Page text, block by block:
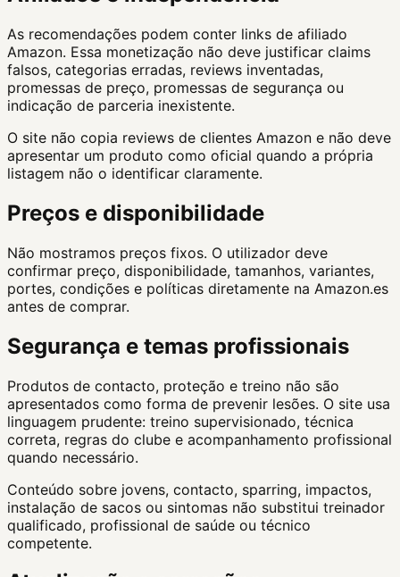
As recomendações podem conter links de afiliado
Amazon. Essa monetização não deve justificar claims
falsos, categorias erradas, reviews inventadas,
promessas de preço, promessas de segurança ou
indicação de parceria inexistente.
O site não copia reviews de clientes Amazon e não deve
apresentar um produto como oficial quando a própria
listagem não o identificar claramente.
Preços e disponibilidade
Não mostramos preços fixos. O utilizador deve
confirmar preço, disponibilidade, tamanhos, variantes,
portes, condições e políticas diretamente na Amazon.es
antes de comprar.
Segurança e temas profissionais
Produtos de contacto, proteção e treino não são
apresentados como forma de prevenir lesões. O site usa
linguagem prudente: treino supervisionado, técnica
correta, regras do clube e acompanhamento profissional
quando necessário.
Conteúdo sobre jovens, contacto, sparring, impactos,
instalação de sacos ou sintomas não substitui treinador
qualificado, profissional de saúde ou técnico
competente.